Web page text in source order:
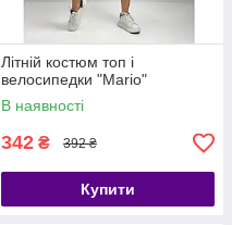
Літній костюм топ і
велосипедки "Mario"
В наявності
342 ₴ 392 ₴
Купити